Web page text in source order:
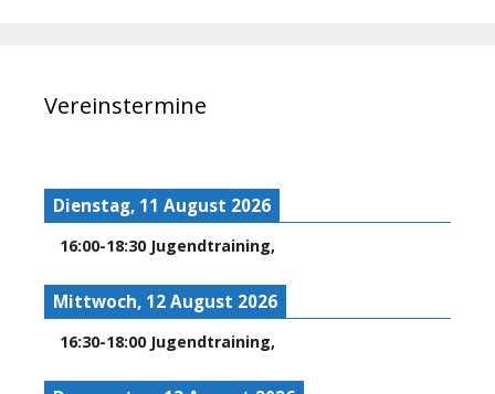
Vereinstermine
Dienstag, 11 August 2026
16:00-18:30 Jugendtraining,
Mittwoch, 12 August 2026
16:30-18:00 Jugendtraining,